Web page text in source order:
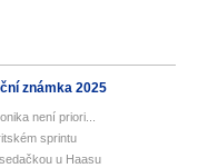
známka 2025
není priori...
sprintu
u Haasu